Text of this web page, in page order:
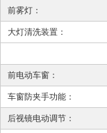
前雾灯：
大灯清洗装置：
前电动车窗：
车窗防夹手功能：
后视镜电动调节：